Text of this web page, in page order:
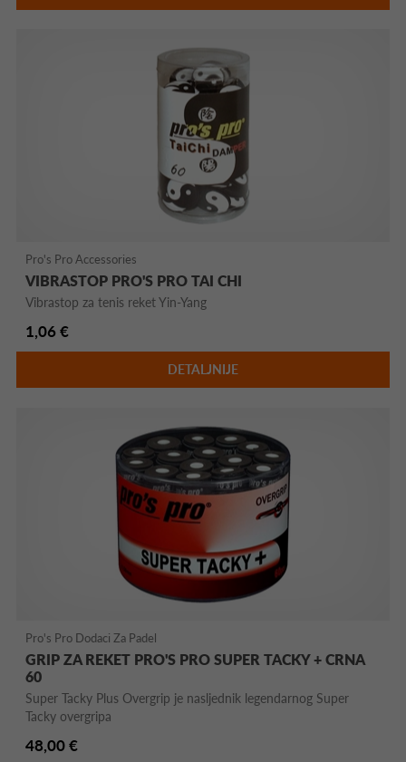
Pro's Pro Accessories
VIBRASTOP PRO'S PRO TAI CHI
Vibrastop za tenis reket Yin-Yang
1,06 €
DETALJNIJE
Pro's Pro Dodaci Za Padel
GRIP ZA REKET PRO'S PRO SUPER TACKY + CRNA
60
Super Tacky Plus Overgrip je nasljednik legendarnog Super
Tacky overgripa
48,00 €